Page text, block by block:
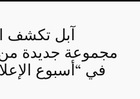
آبل تكشف
مجموعة جديدة من
في “أسبوع